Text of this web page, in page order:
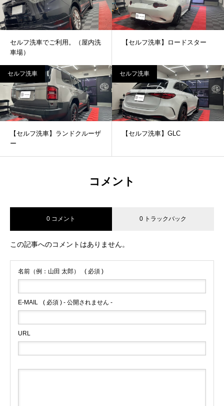
セルフ洗車でご利用。（屋内洗
車場）
【セルフ洗車】ロードスター
セルフ洗車
【セルフ洗車】ランドクルーザ
ー
セルフ洗車
【セルフ洗車】GLC
コメント
0 コメント 0 トラックバック
この記事へのコメントはありません。
名前（例：山田 太郎） ( 必須 )
E-MAIL ( 必須 ) - 公開されません -
URL